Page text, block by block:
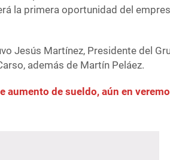
la primera oportunidad del
Jesús Martínez, Presidente del
además de Martín Peláez.
aumento de sueldo, aún en